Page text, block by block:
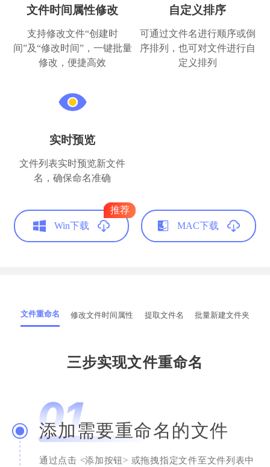
文件时间属性修改
支持修改文件“创建时
间”及“修改时间”，一键批量
修改，便捷高效
自定义排序
可通过文件名进行顺序或倒
序排列，也可对文件进行自
定义排列
实时预览
文件列表实时预览新文件
名，确保命名准确
Win下载
推荐
MAC下载
文件重命名 修改文件时间属性 提取文件名 批量新建文件夹
三步实现文件重命名
添加需要重命名的文件
通过点击 <添加按钮> 或拖拽指定文件至文件列表中